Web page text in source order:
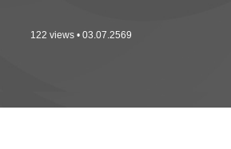
122 views • 03.07.2569